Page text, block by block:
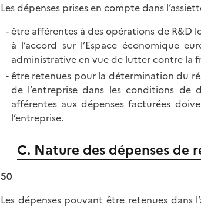
Les dépenses prises en compte dans
être afférentes à des opérations de R&D
à l’accord sur l’Espace économique
administrative en vue de lutter contre la
être retenues pour la détermination du
de l’entreprise dans les conditions de
afférentes aux dépenses facturées
l’entreprise.
C. Nature des dépenses de
50
Les dépenses pouvant être retenues dans